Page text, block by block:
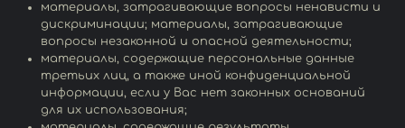
материалы, затрагивающие вопросы ненависти и
дискриминации; материалы, затрагивающие
вопросы незаконной и опасной деятельности;
материалы, содержащие персональные данные
третьих лиц, а также иной конфиденциальной
информации, если у Вас нет законных оснований
для их использования;